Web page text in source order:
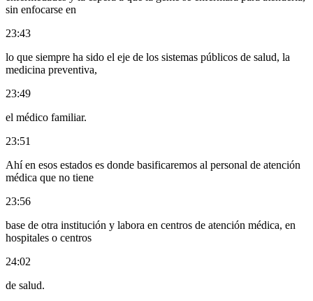
sin enfocarse en
23:43
lo que siempre ha sido el eje de los sistemas públicos de salud, la
medicina preventiva,
23:49
el médico familiar.
23:51
Ahí en esos estados es donde basificaremos al personal de atención
médica que no tiene
23:56
base de otra institución y labora en centros de atención médica, en
hospitales o centros
24:02
de salud.